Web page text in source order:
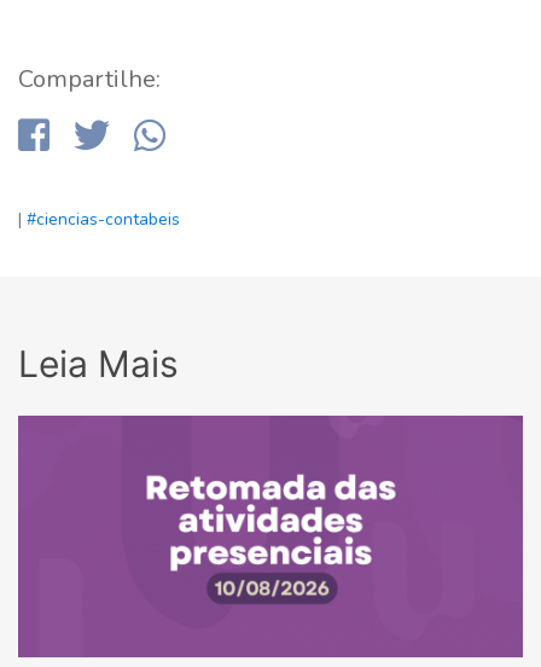
Compartilhe:
| #ciencias-contabeis
Leia Mais